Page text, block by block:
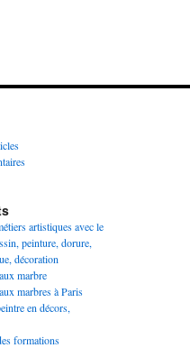
artistiques avec le
peinture, dorure,
décoration
marbre
marbres à Paris
en décors,
formations